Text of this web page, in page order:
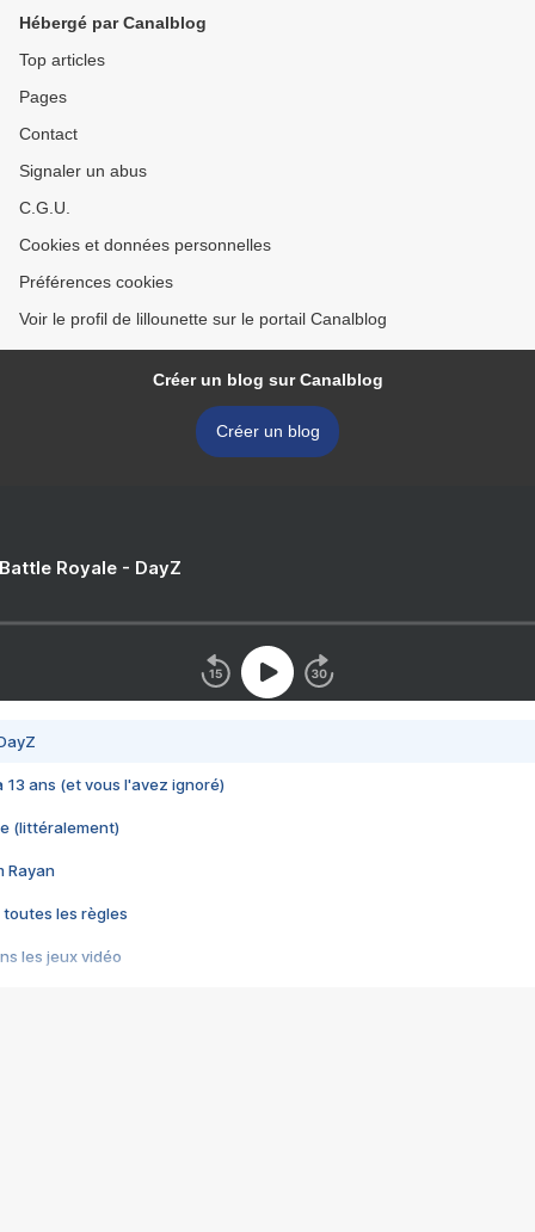
Hébergé par Canalblog
Top articles
Pages
Contact
Signaler un abus
C.G.U.
Cookies et données personnelles
Préférences cookies
Voir le profil de lillounette sur le portail Canalblog
Créer un blog sur Canalblog
Créer un blog
Royale - DayZ
13 ans (et vous l'avez ignoré)
(littéralement)
Rayan
toutes les règles
les jeux vidéo